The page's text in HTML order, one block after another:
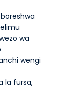
wa
wengi
la fursa,